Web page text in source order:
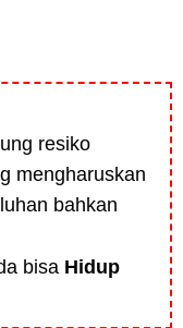
resiko
mengharuskan
bahkan
bisa Hidup